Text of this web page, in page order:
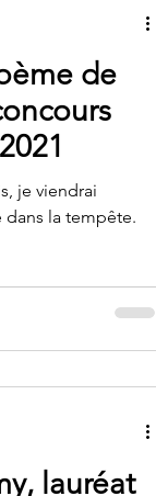
de
je viendrai
dans la tempête.
lauréat